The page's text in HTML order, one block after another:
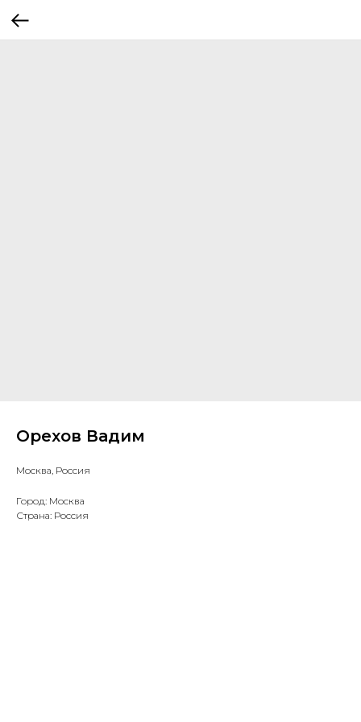
Орехов Вадим
Москва, Россия
Город: Москва
Страна: Россия